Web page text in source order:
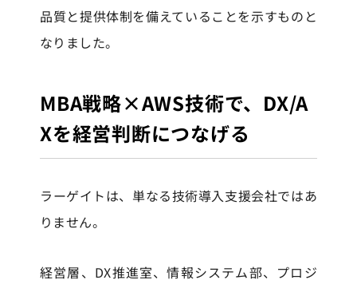
品質と提供体制を備えていることを示すものと
なりました。
MBA戦略×AWS技術で、DX/A
Xを経営判断につなげる
ラーゲイトは、単なる技術導入支援会社ではあ
りません。
経営層、DX推進室、情報システム部、プロジ